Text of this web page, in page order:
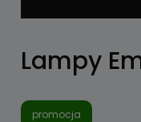
Lampy
promocja